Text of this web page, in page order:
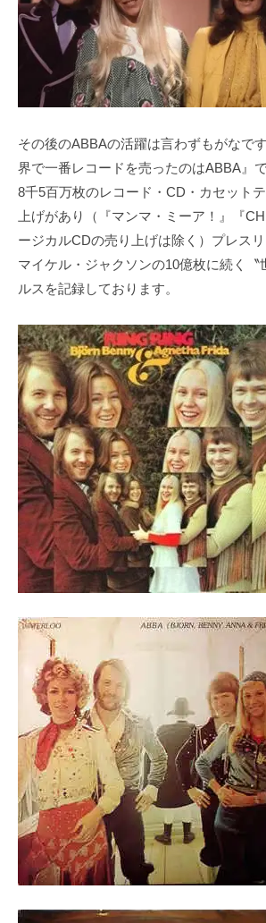
その後のABBAの活躍は言わずもがなで
界で一番レコードを売ったのはABBA』
8千5百万枚のレコード・CD・カセット
上げがあり（『マンマ・ミーア！』『
ージカルCDの売り上げは除く）プレスリ
マイケル・ジャクソンの10億枚に続く〝
ルスを記録しております。